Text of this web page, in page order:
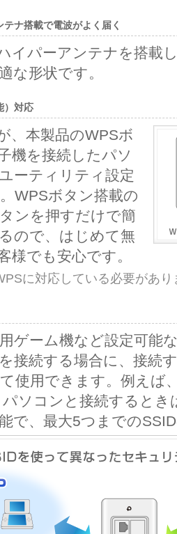
ナ搭載で電波がよく届く
イパーアンテナを搭載
な形状です。
）対応
、本製品のWPSボ
機を接続したパソ
ーティリティ設定
WPSボタン搭載の
ンを押すだけで簡
ので、はじめて無
様でも安心です。
に対応している必要があり
ゲーム機など設定可能
接続する場合に、接続
使用できます。例えば
ソコンと接続すると
で、最大5つまでの